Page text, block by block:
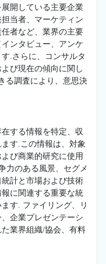
開している主要企業
当者、マーケティン
者など、業界の主要
ンタビュー、アンケ
.さらに、コンサルタ
び現在の傾向に関し
る調査により、意思決
する情報を特定、収
す.この情報は、対象
び商業的研究に使用
力のある風景、セグメ
計と市場および技術
に関連する重要な統
す. ファイリング、リ
企業プレゼンテーシ
業界組織/協会、有料